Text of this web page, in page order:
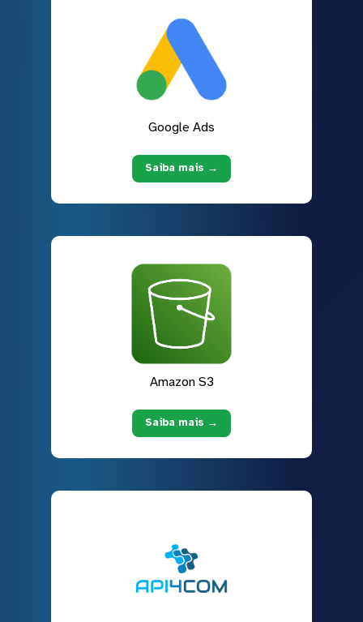
Google Ads
Saiba mais →
Amazon S3
Saiba mais →